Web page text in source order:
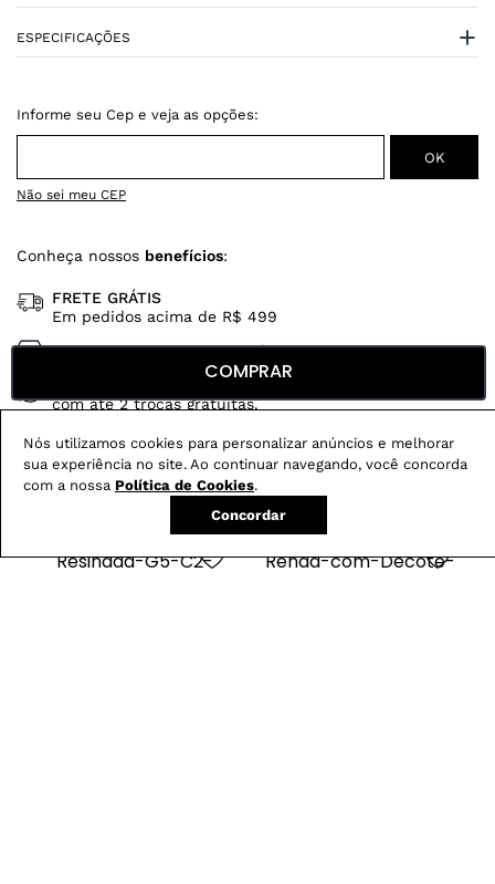
Nós utilizamos cookies para personalizar anúncios e melhorar
sua experiência no site. Ao continuar navegando, você concorda
com a nossa Política de Cookies.
Concordar
ESPECIFICAÇÕES
Não sei meu CEP
Conheça nossos benefícios:
FRETE GRÁTIS
Em pedidos acima de R$ 499
Compre no site e retire na loja gratuitamente
com até 2 trocas gratuitas.
Produtos mais vendidos:
COMPRAR